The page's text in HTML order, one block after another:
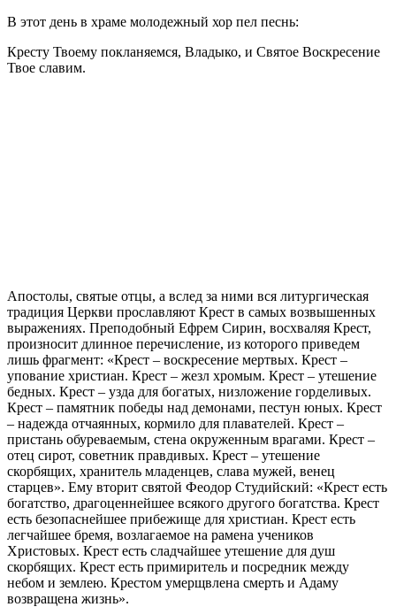
В этот день в храме молодежный хор пел песнь:
Кресту Твоему покланяемся, Владыко, и Святое Воскресение
Твое славим.
Апостолы, святые отцы, а вслед за ними вся литургическая
традиция Церкви прославляют Крест в самых возвышенных
выражениях. Преподобный Ефрем Сирин, восхваляя Крест,
произносит длинное перечисление, из которого приведем
лишь фрагмент: «Крест – воскресение мертвых. Крест –
упование христиан. Крест – жезл хромым. Крест – утешение
бедных. Крест – узда для богатых, низложение горделивых.
Крест – памятник победы над демонами, пестун юных. Крест
– надежда отчаянных, кормило для плавателей. Крест –
пристань обуреваемым, стена окруженным врагами. Крест –
отец сирот, советник правдивых. Крест – утешение
скорбящих, хранитель младенцев, слава мужей, венец
старцев». Ему вторит святой Феодор Студийский: «Крест есть
богатство, драгоценнейшее всякого другого богатства. Крест
есть безопаснейшее прибежище для христиан. Крест есть
легчайшее бремя, возлагаемое на рамена учеников
Христовых. Крест есть сладчайшее утешение для душ
скорбящих. Крест есть примиритель и посредник между
небом и землею. Крестом умерщвлена смерть и Адаму
возвращена жизнь».